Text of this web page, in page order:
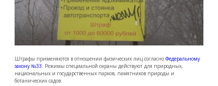
Штрафы применяются в отношении физических лиц согласно Федеральному
закону №33. Режимы специальной охраны действуют для природных,
национальных и государственных парков, памятников природы и
ботанических садов.